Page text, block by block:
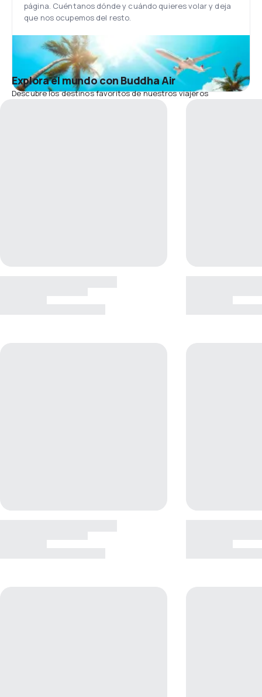
página. Cuéntanos dónde y cuándo quieres volar y deja
que nos ocupemos del resto.
Explora el mundo con Buddha Air
Descubre los destinos favoritos de nuestros viajeros